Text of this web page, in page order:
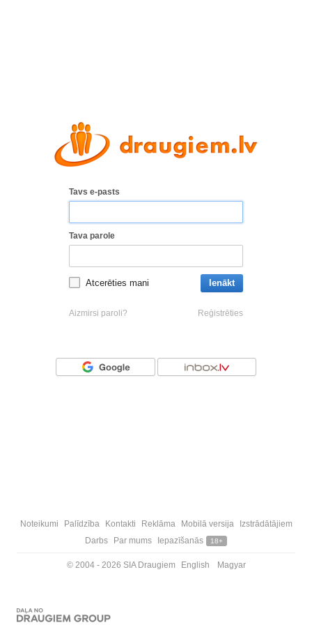
Tavs e-pasts
Tava parole
Atcerēties mani Ienākt
Aizmirsi paroli? Reģistrēties
Noteikumi Palīdzība Kontakti Reklāma Mobilā versija
Izstrādātājiem
Darbs
Par mums Iepazīšanās 18+
© 2004 - 2026 SIA Draugiem English Magyar